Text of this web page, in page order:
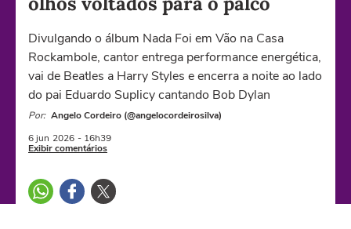
Divulgando o álbum Nada Foi em Vão na Casa
Rockambole, cantor entrega performance energética,
vai de Beatles a Harry Styles e encerra a noite ao lado
do pai Eduardo Suplicy cantando Bob Dylan
Por: Angelo Cordeiro (@angelocordeirosilva)
6 jun 2026 - 16h39
Exibir comentários